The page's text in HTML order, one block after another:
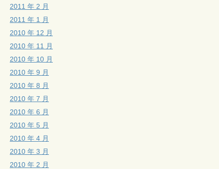
2011 年 2 月
2011 年 1 月
2010 年 12 月
2010 年 11 月
2010 年 10 月
2010 年 9 月
2010 年 8 月
2010 年 7 月
2010 年 6 月
2010 年 5 月
2010 年 4 月
2010 年 3 月
2010 年 2 月